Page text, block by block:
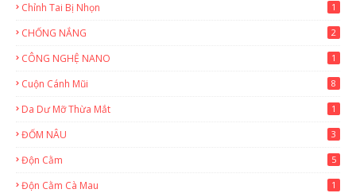
Chỉnh Tai Bị Nhọn 1
CHỐNG NẮNG 2
CÔNG NGHỆ NANO 1
Cuộn Cánh Mũi 8
Da Dư Mỡ Thừa Mắt 1
ĐỐM NÂU 3
Độn Cằm 5
Độn Cằm Cà Mau 1